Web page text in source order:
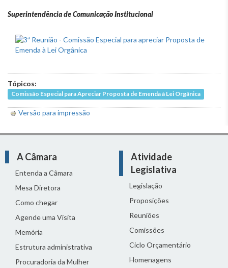
Superintendência de Comunicação Institucional
Tópicos:
Comissão Especial para Apreciar Proposta de Emenda à Lei Orgânica
Versão para impressão
A Câmara
Entenda a Câmara
Mesa Diretora
Como chegar
Agende uma Visita
Memória
Estrutura administrativa
Procuradoria da Mulher
Atividade
Legislativa
Legislação
Proposições
Reuniões
Comissões
Ciclo Orçamentário
Homenagens